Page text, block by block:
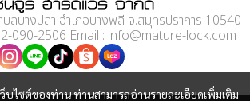
ไซต์ของท่าน ท่านสามารถอ่านรายละเอียดเพิ่มเติม
บางปลา อำเภอบางพลี จ.สมุทรปราการ 10540
090-2506 Email : info@mature-lock.com